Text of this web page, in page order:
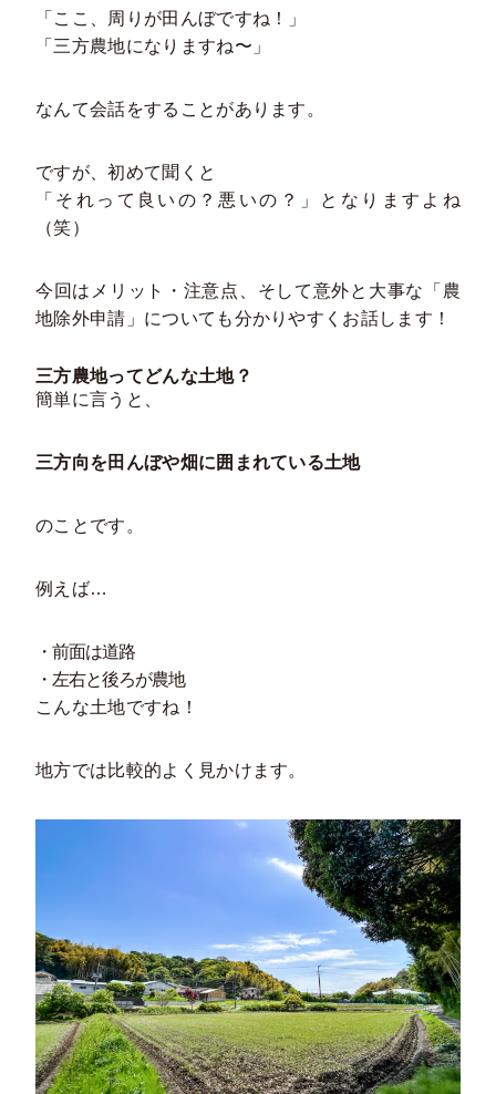
「ここ、周りが田んぼですね！」
「三方農地になりますね〜」
なんて会話をすることがあります。
ですが、初めて聞くと
「それって良いの？悪いの？」となりますよね
（笑）
今回はメリット・注意点、そして意外と大事な「農
地除外申請」についても分かりやすくお話します！
三方農地ってどんな土地？
簡単に言うと、
三方向を田んぼや畑に囲まれている土地
のことです。
例えば…
・前面は道路
・左右と後ろが農地
こんな土地ですね！
地方では比較的よく見かけます。